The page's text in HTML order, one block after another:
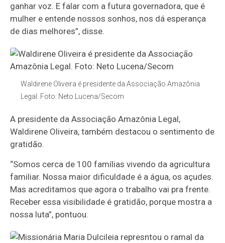
ganhar voz. E falar com a futura governadora, que é
mulher e entende nossos sonhos, nos dá esperança
de dias melhores”, disse.
Waldirene Oliveira é presidente da Associação Amazônia
Legal. Foto: Neto Lucena/Secom
A presidente da Associação Amazônia Legal,
Waldirene Oliveira, também destacou o sentimento de
gratidão.
“Somos cerca de 100 famílias vivendo da agricultura
familiar. Nossa maior dificuldade é a água, os açudes.
Mas acreditamos que agora o trabalho vai pra frente.
Receber essa visibilidade é gratidão, porque mostra a
nossa luta”, pontuou.